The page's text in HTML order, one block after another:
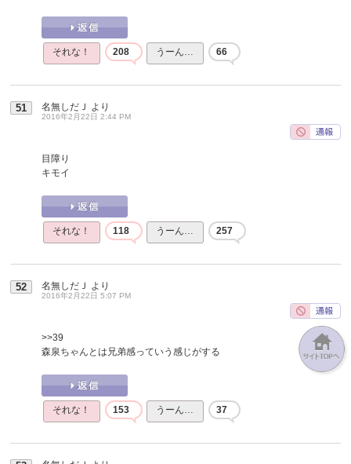
それな！ 208 うーん… 66
51 名無しだＪ より
2016年2月22日 2:44 PM
目障り
キモイ
それな！ 118 うーん… 257
52 名無しだＪ より
2016年2月22日 5:07 PM
>>39
森泉ちゃんとは兄弟感っていう感じがする
それな！ 153 うーん… 37